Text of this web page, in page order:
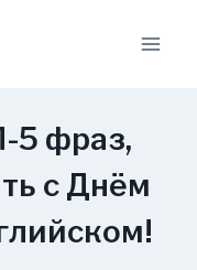
5 фраз,
с Днём